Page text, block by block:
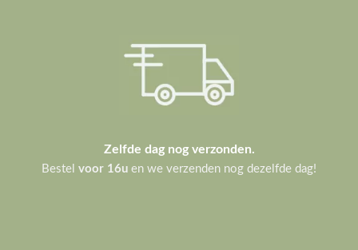
Zelfde dag nog verzonden.
Bestel voor 16u en we verzenden nog dezelfde dag!